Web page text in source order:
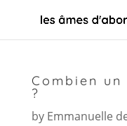
Combien
?
by Emmanuelle